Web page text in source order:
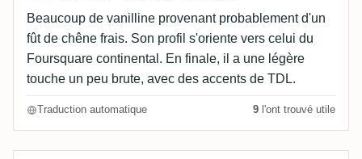
Beaucoup de vanilline provenant probablement d'un
fût de chêne frais. Son profil s'oriente vers celui du
Foursquare continental. En finale, il a une légère
touche un peu brute, avec des accents de TDL.
Traduction automatique 9 l'ont trouvé utile